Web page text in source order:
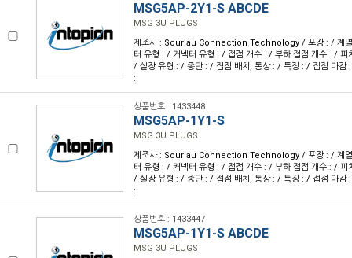
MSG5AP-2Y1-S ABCDE
MSG 3U PLUGS
제조사 : Souriau Connection Technology / 포장 : / 계열
터 유형 : / 커넥터 유형 : / 접점 개수 : / 부하 접점 개수 : /
/ 실장 유형 : / 종단 : / 접점 배치, 통상 : / 특징 : / 접점 마감
:
상품번호 : 1433448
MSG5AP-1Y1-S
MSG 3U PLUGS
제조사 : Souriau Connection Technology / 포장 : / 계열
터 유형 : / 커넥터 유형 : / 접점 개수 : / 부하 접점 개수 : /
/ 실장 유형 : / 종단 : / 접점 배치, 통상 : / 특징 : / 접점 마감
:
상품번호 : 1433447
MSG5AP-1Y1-S ABCDE
MSG 3U PLUGS